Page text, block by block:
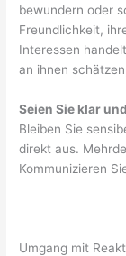
bewundern oder
Freundlichkeit,
Interessen
an ihnen
Seien Sie klar
Bleiben Sie
direkt aus.
Kommunizieren
Umgang mit